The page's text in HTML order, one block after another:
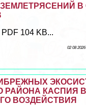
В
104 KB...
02 08
РАЙОНА КАСПИЯ
ВОЗДЕЙСТВИЯ